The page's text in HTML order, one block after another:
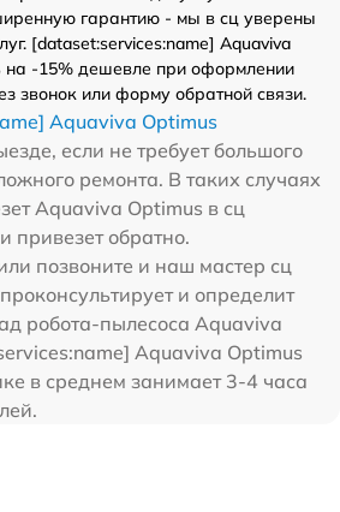
гарантию - мы в сц уверены
[dataset:services:name] Aquaviva
на -15% дешевле при оформлении
звонок или форму обратной связи.
Aquaviva Optimus
если не требует большого
ремонта. В таких случаях
Aquaviva Optimus в сц
привезет обратно.
позвоните и наш мастер сц
и определит
робота-пылесоса Aquaviva
Aquaviva Optimus
в среднем занимает 3-4 часа